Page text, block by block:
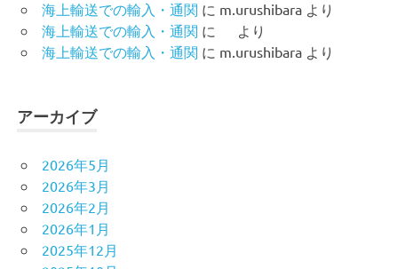
海上輸送での輸入・通関 に m.urushibara より
海上輸送での輸入・通関 に
より
海上輸送での輸入・通関 に m.urushibara より
アーカイブ
2026年5月
2026年3月
2026年2月
2026年1月
2025年12月